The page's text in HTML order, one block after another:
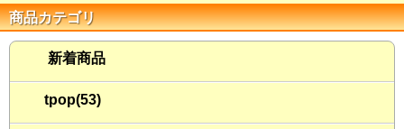
商品カテゴリ
新着商品
tpop(53)